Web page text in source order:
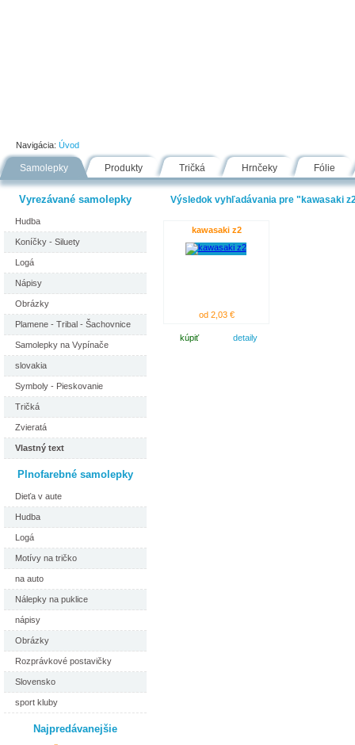
Navigácia: Úvod
Samolepky Produkty Tričká Hrnčeky Fólie
Vyrezávané samolepky
Hudba
Koníčky - Siluety
Logá
Nápisy
Obrázky
Plamene - Tribal - Šachovnice
Samolepky na Vypínače
slovakia
Symboly - Pieskovanie
Tričká
Zvieratá
Vlastný text
Plnofarebné samolepky
Dieťa v aute
Hudba
Logá
Motívy na tričko
na auto
Nálepky na puklice
nápisy
Obrázky
Rozprávkové postavičky
Slovensko
sport kluby
Najpredávanejšie
Výsledok vyhľadávania pre "kawasaki
kawasaki z2
od 2,03 €
kúpiť detaily